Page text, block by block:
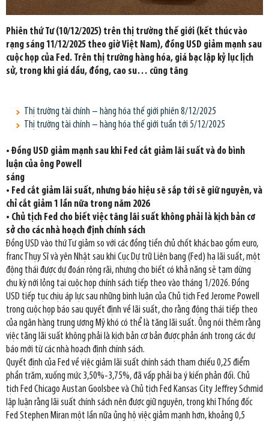
Phiên thứ Tư (10/12/2025) trên thị trường thế giới (kết thúc vào
rạng sáng 11/12/2025 theo giờ Việt Nam), đồng USD giảm mạnh sau
cuộc họp của Fed. Trên thị trường hàng hóa, giá bạc lập kỷ lục lịch
sử, trong khi giá dầu, đồng, cao su… cũng tăng
Thị trường tài chính – hàng hóa thế giới phiên 8/12/2025
Thị trường tài chính – hàng hóa thế giới tuần tới 5/12/2025
• Đồng USD giảm mạnh sau khi Fed cắt giảm lãi suất và do bình
luận của ông Powell
sáng
• Fed cắt giảm lãi suất, nhưng báo hiệu sẽ sắp tới sẽ giữ nguyên, và
chỉ cắt giảm 1 lần nữa trong năm 2026
• Chủ tịch Fed cho biết việc tăng lãi suất không phải là kịch bản cơ
sở cho các nhà hoạch định chính sách
Đồng USD vào thứ Tư giảm so với các đồng tiền chủ chốt khác bao gồm euro,
franc Thụy Sĩ và yên Nhật sau khi Cục Dự trữ Liên bang (Fed) hạ lãi suất, một
động thái được dự đoán rộng rãi, nhưng cho biết có khả năng sẽ tạm dừng
chu kỳ nới lỏng tại cuộc họp chính sách tiếp theo vào tháng 1/2026. Đồng
USD tiếp tục chịu áp lực sau những bình luận của Chủ tịch Fed Jerome Powell
trong cuộc họp báo sau quyết định về lãi suất, cho rằng động thái tiếp theo
của ngân hàng trung ương Mỹ khó có thể là tăng lãi suất. Ông nói thêm rằng
việc tăng lãi suất không phải là kịch bản cơ bản được phản ánh trong các dự
báo mới từ các nhà hoạch định chính sách.
Quyết định của Fed về việc giảm lãi suất chính sách tham chiếu 0,25 điểm
phần trăm, xuống mức 3,50%-3,75%, đã vấp phải ba ý kiến phản đối. Chủ
tịch Fed Chicago Austan Goolsbee và Chủ tịch Fed Kansas City Jeffrey Schmid
lập luận rằng lãi suất chính sách nên được giữ nguyên, trong khi Thống đốc
Fed Stephen Miran một lần nữa ủng hộ việc giảm mạnh hơn, khoảng 0,5